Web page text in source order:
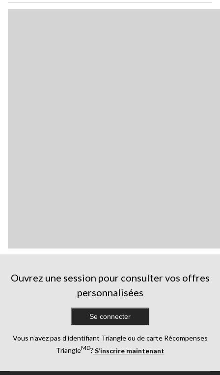
Ouvrez une session pour consulter vos offres
personnalisées
Se connecter
Vous n’avez pas d’identifiant Triangle ou de carte Récompenses
TriangleMD? S’inscrire maintenant